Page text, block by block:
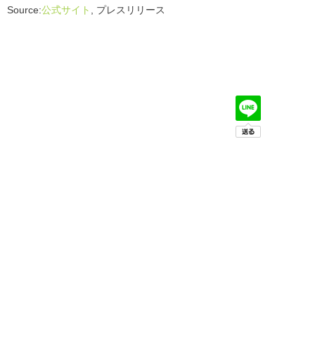
Source:公式サイト , プレスリリース